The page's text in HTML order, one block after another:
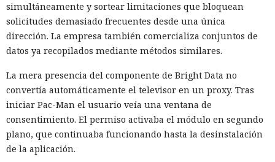
simultáneamente y sortear limitaciones que bloquean
solicitudes demasiado frecuentes desde una única
dirección. La empresa también comercializa conjuntos de
datos ya recopilados mediante métodos similares.
La mera presencia del componente de Bright Data no
convertía automáticamente el televisor en un proxy. Tras
iniciar Pac-Man el usuario veía una ventana de
consentimiento. El permiso activaba el módulo en segundo
plano, que continuaba funcionando hasta la desinstalación
de la aplicación.